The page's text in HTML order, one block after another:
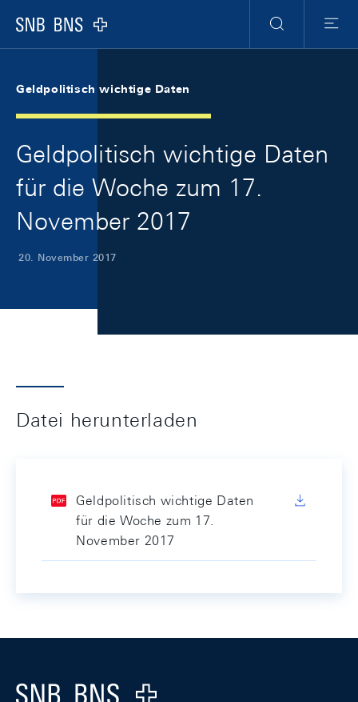
Logo
Suche
Menu
Geldpolitisch wichtige Daten
Geldpolitisch wichtige Daten
für die Woche zum 17.
November 2017
20. November 2017
Datei herunterladen
Geldpolitisch wichtige Daten
für die Woche zum 17.
November 2017
Logo